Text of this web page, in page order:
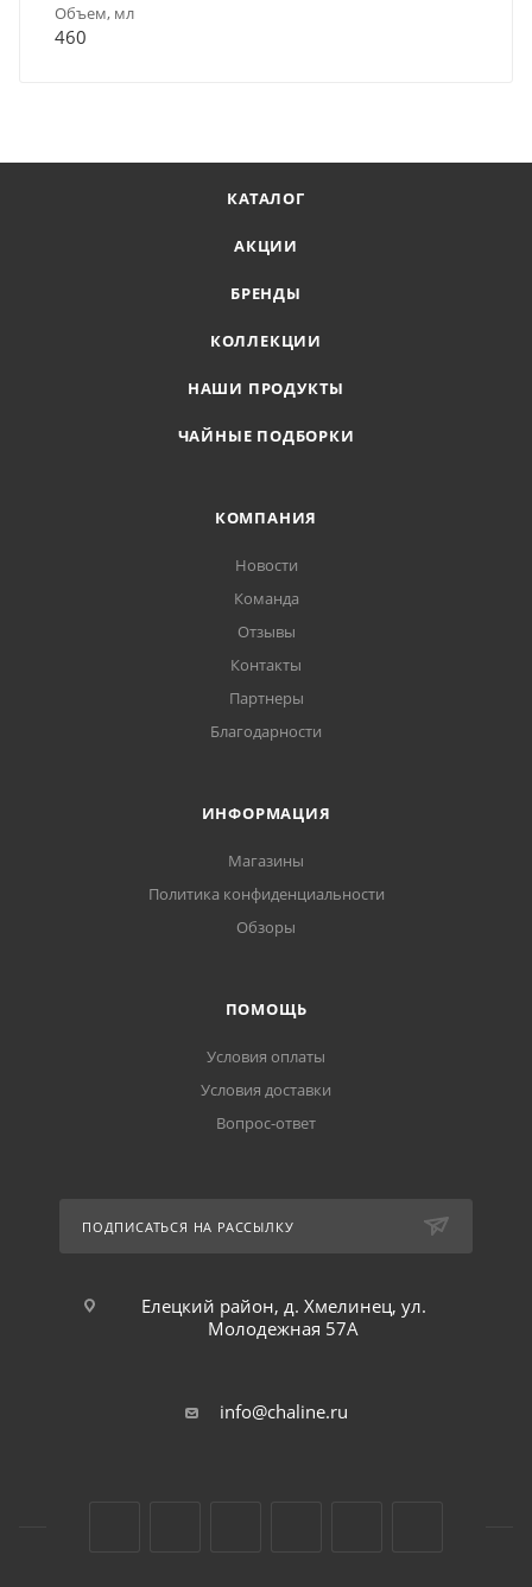
Объем, мл
460
КАТАЛОГ
АКЦИИ
БРЕНДЫ
КОЛЛЕКЦИИ
НАШИ ПРОДУКТЫ
ЧАЙНЫЕ ПОДБОРКИ
КОМПАНИЯ
Новости
Команда
Отзывы
Контакты
Партнеры
Благодарности
ИНФОРМАЦИЯ
Магазины
Политика конфиденциальности
Обзоры
ПОМОЩЬ
Условия оплаты
Условия доставки
Вопрос-ответ
ПОДПИСАТЬСЯ НА РАССЫЛКУ
Елецкий район, д. Хмелинец, ул.
Молодежная 57А
info@chaline.ru